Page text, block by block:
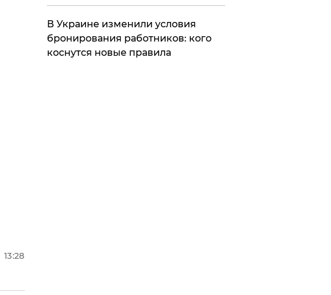
13:28
В Украине изменили условия
бронирования работников: кого
коснутся новые правила